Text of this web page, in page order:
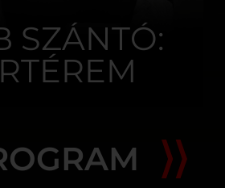
SZÁNTÓ: